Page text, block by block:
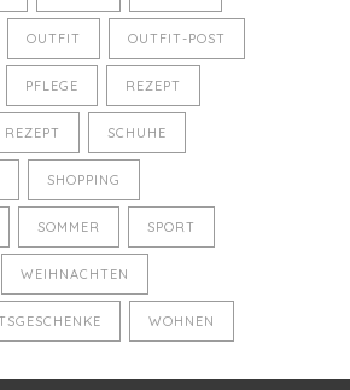
OUTFIT OUTFIT-POST
PFLEGE REZEPT
REZEPT SCHUHE
SHOPPING
SOMMER SPORT
WEIHNACHTEN
WOHNEN